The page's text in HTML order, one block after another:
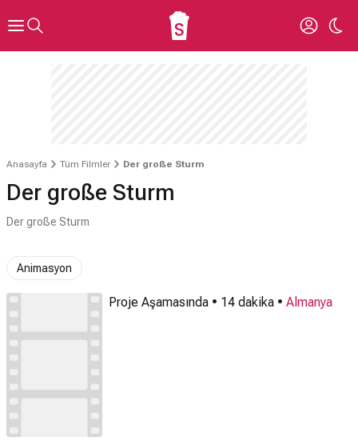
Anasayfa Tüm Filmler Der große Sturm
Der große Sturm
Der große Sturm
Animasyon
Proje Aşamasında • 14 dakika • Almanya